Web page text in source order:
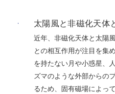
太陽風と非磁化天体
近年、非磁化天体と太陽
との相互作用が注目を集
を持たない月や小惑星、
ズマのような外部からの
るため、固有磁場によっ